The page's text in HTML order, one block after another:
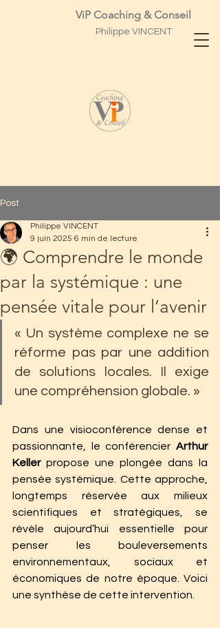
ViP Coaching & Conseil
Philippe VINCENT
Post
🌍 Comprendre le monde
par la systémique : une
pensée vitale pour l’avenir
Philippe VINCENT
9 juin 2025 6 min de lecture
« Un système complexe ne se
réforme pas par une addition
de solutions locales. Il exige
une compréhension globale. »
Dans une visioconférence dense et
passionnante, le conférencier Arthur
Keller propose une plongée dans la
pensée systémique. Cette approche,
longtemps réservée aux milieux
scientifiques et stratégiques, se
révèle aujourd’hui essentielle pour
penser les bouleversements
environnementaux, sociaux et
économiques de notre époque. Voici
une synthèse de cette intervention.